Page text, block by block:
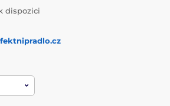
dispozici